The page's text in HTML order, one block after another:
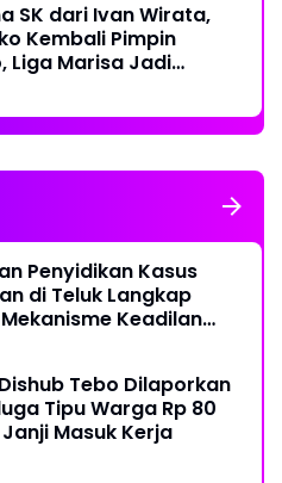
SK dari Ivan Wirata,
Kembali Pimpin
Liga Marisa Jadi
Penyidikan Kasus
di Teluk Langkap
Keadilan
Tebo Dilaporkan
Tipu Warga Rp 80
Masuk Kerja